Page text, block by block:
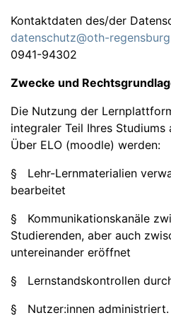
Kontaktdaten des/der
datenschutz@oth-
0941-94302
Zwecke und
Die Nutzung der
integraler Teil Ihres Studiums
Über ELO (moodle) werden:
§ Lehr-Lernmaterialien
bearbeitet
§ Kommunikationskanäle
Studierenden, aber auch
untereinander eröffnet
§ Lernstandskontrollen
§ Nutzer:innen administriert.